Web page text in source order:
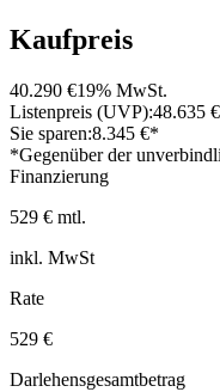
Kaufpreis
40.290 €19% MwSt.
Listenpreis (UVP):48.635 €
Sie sparen:8.345 €*
*Gegenüber der
Finanzierung
529 € mtl.
inkl. MwSt
Rate
529 €
Darlehensgesamtbetrag